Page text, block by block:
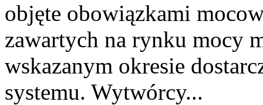
objęte obowiązkami
zawartych na rynku mocy
wskazanym okresie
systemu. Wytwórcy...